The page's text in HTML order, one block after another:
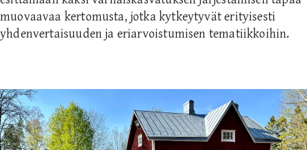
muovaavaa kertomusta, jotka kytkeytyvät erityisesti
yhdenvertaisuuden ja eriarvoistumisen tematiikkoihin.